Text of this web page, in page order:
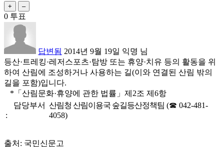
0 투표
답변됨 2014년 9월 19일 익명 님
등산·트레킹·레저스포츠·탐방 또는 휴양·치유 등의 활동을 위
하여 산림에 조성하거나 사용하는 길(이와 연결된 산림 밖의
길을 포함)입니다.
*「산림문화·휴양에 관한 법률」제2조 제6항
담당부서
:
산림청 산림이용국 숲길등산정책팀 (☎ 042-481-
4058)
출처: 국민신문고